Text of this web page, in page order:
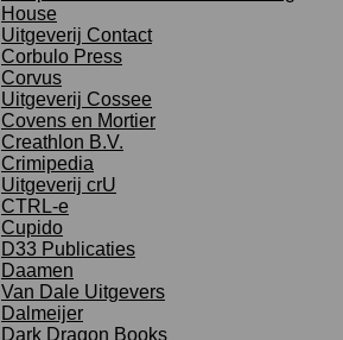
House
Uitgeverij Contact
Corbulo Press
Corvus
Uitgeverij Cossee
Covens en Mortier
Creathlon B.V.
Crimipedia
Uitgeverij crU
CTRL-e
Cupido
D33 Publicaties
Daamen
Van Dale Uitgevers
Dalmeijer
Dark Dragon Books